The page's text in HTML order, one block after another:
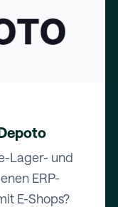
Lager- und
ERP-
E-Shops?